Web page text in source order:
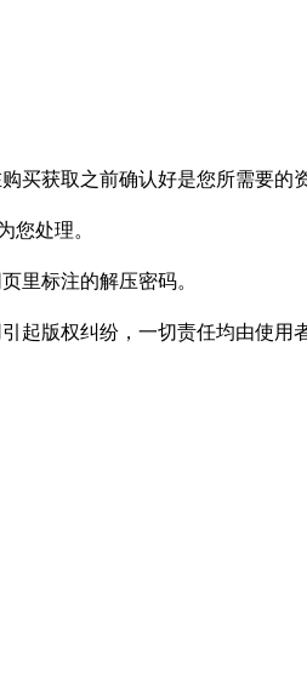
买获取之前确认好是您所需要的
您处理。
里标注的解压密码。
起版权纠纷，一切责任均由使用